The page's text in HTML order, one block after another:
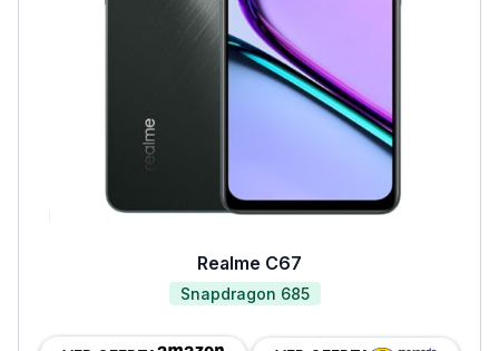
Realme C67
Snapdragon 685